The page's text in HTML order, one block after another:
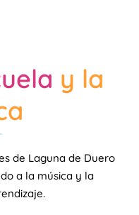
y la
de Laguna de Duero
a la música y la